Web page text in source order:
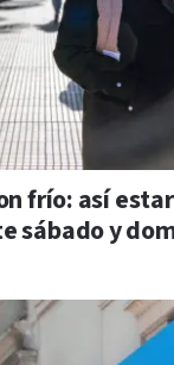
frío: así
sábado y